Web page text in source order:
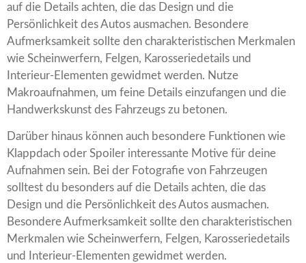
auf die Details achten, die das Design und die
Persönlichkeit des Autos ausmachen. Besondere
Aufmerksamkeit sollte den charakteristischen Merkmalen
wie Scheinwerfern, Felgen, Karosseriedetails und
Interieur-Elementen gewidmet werden. Nutze
Makroaufnahmen, um feine Details einzufangen und die
Handwerkskunst des Fahrzeugs zu betonen.
Darüber hinaus können auch besondere Funktionen wie
Klappdach oder Spoiler interessante Motive für deine
Aufnahmen sein. Bei der Fotografie von Fahrzeugen
solltest du besonders auf die Details achten, die das
Design und die Persönlichkeit des Autos ausmachen.
Besondere Aufmerksamkeit sollte den charakteristischen
Merkmalen wie Scheinwerfern, Felgen, Karosseriedetails
und Interieur-Elementen gewidmet werden.